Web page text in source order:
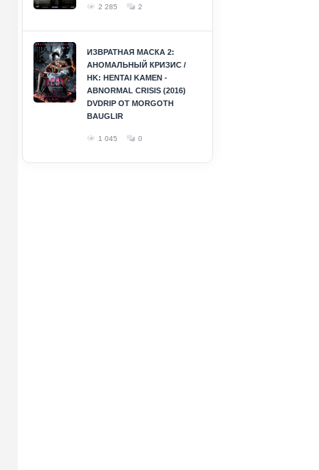
2 285 2
ИЗВРАТНАЯ МАСКА 2:
АНОМАЛЬНЫЙ КРИЗИС /
HK: HENTAI KAMEN -
ABNORMAL CRISIS (2016)
DVDRIP ОТ MORGOTH
BAUGLIR
1 045 0